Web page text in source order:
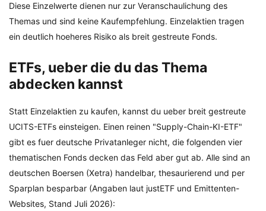
Diese Einzelwerte dienen nur zur Veranschaulichung des
Themas und sind keine Kaufempfehlung. Einzelaktien tragen
ein deutlich hoeheres Risiko als breit gestreute Fonds.
ETFs, ueber die du das Thema
abdecken kannst
Statt Einzelaktien zu kaufen, kannst du ueber breit gestreute
UCITS-ETFs einsteigen. Einen reinen "Supply-Chain-KI-ETF"
gibt es fuer deutsche Privatanleger nicht, die folgenden vier
thematischen Fonds decken das Feld aber gut ab. Alle sind an
deutschen Boersen (Xetra) handelbar, thesaurierend und per
Sparplan besparbar (Angaben laut justETF und Emittenten-
Websites, Stand Juli 2026):